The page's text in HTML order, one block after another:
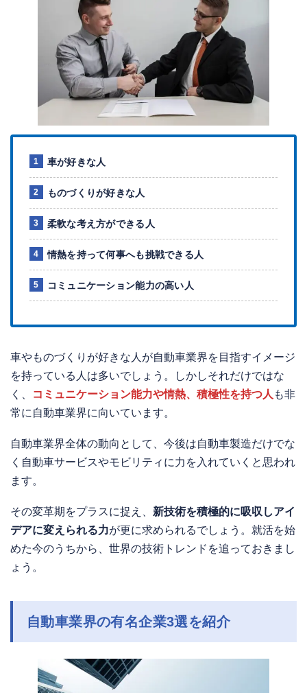
車が好きな人
ものづくりが好きな人
柔軟な考え方ができる人
情熱を持って何事へも挑戦できる人
コミュニケーション能力の高い人
車やものづくりが好きな人が自動車業界を目指すイメージ
を持っている人は多いでしょう。しかしそれだけではな
く、
コミュニケーション能力や情熱、積極性を持つ人 も非
常に自動車業界に向いています。
自動車業界全体の動向として、今後は自動車製造だけでな
く自動車サービスやモビリティに力を入れていくと思われ
ます。
その変革期をプラスに捉え、 新技術を積極的に吸収しアイ
デアに変えられる力が更に求められるでしょう。就活を始
めた今のうちから、世界の技術トレンドを追っておきまし
ょう。
自動車業界の有名企業3選を紹介